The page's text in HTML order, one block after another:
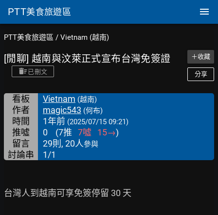
PTT美食旅遊區
PTT美食旅遊區 / Vietnam (越南)
[閒聊] 越南與汶萊正式宣布台灣免簽證
已刪文
＋收藏
分享
看板 Vietnam (越南)
作者 magic543 (何布)
時間 1年前 (2025/07/15 09:21)
推噓 0 (7推 7噓 15→)
留言
29則, 20人參與
討論串 1/1
台灣人到越南可享免簽停留 30 天